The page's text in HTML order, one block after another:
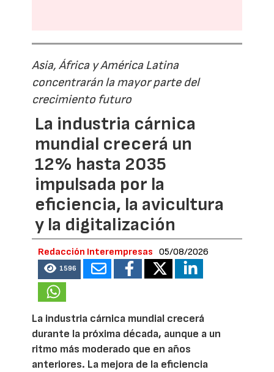
Asia, África y América Latina
concentrarán la mayor parte del
crecimiento futuro
La industria cárnica
mundial crecerá un
12% hasta 2035
impulsada por la
eficiencia, la avicultura
y la digitalización
Redacción Interempresas 05/08/2026
1596
La industria cárnica mundial crecerá
durante la próxima década, aunque a un
ritmo más moderado que en años
anteriores. La mejora de la eficiencia